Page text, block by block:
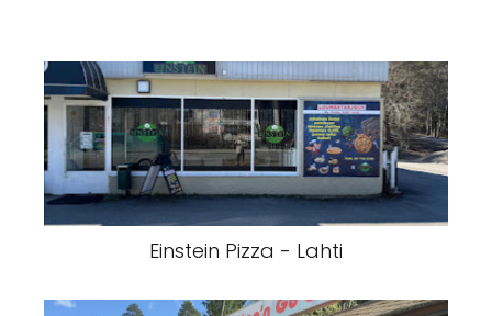
Einstein Pizza - Lahti